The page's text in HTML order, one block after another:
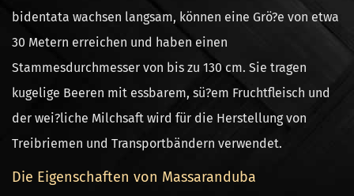
bidentata wachsen langsam, können eine Grö?e von etwa
30 Metern erreichen und haben einen
Stammesdurchmesser von bis zu 130 cm. Sie tragen
kugelige Beeren mit essbarem, sü?em Fruchtfleisch und
der wei?liche Milchsaft wird für die Herstellung von
Treibriemen und Transportbändern verwendet.
Die Eigenschaften von Massaranduba